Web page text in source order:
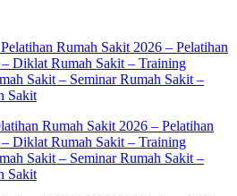
Rumah Sakit 2026 – Pelatihan
Diklat Rumah Sakit – Training
Sakit – Seminar Rumah Sakit –
Sakit